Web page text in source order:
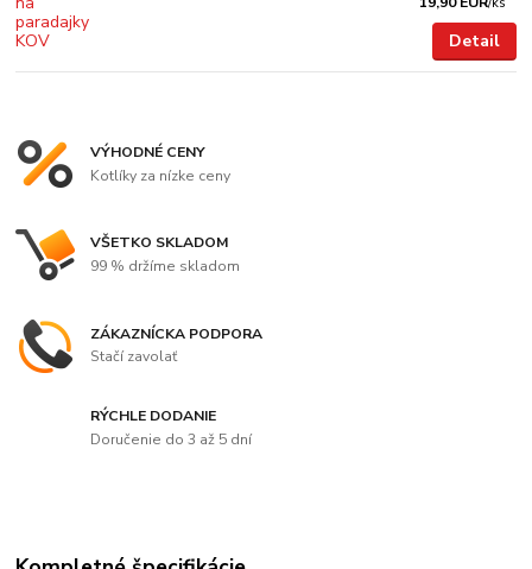
Detail
VÝHODNÉ CENY
Kotlíky za nízke ceny
VŠETKO SKLADOM
99 % držíme skladom
ZÁKAZNÍCKA PODPORA
Stačí zavolať
RÝCHLE DODANIE
Doručenie do 3 až 5 dní